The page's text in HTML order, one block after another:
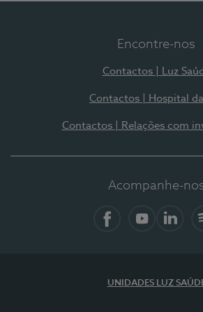
Encontre-nos
Contactos | Luz
Contactos | Hospital
Contactos | Relações com
Acompanhe-
UNIDADES LUZ